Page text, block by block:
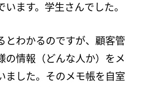
ます。学生さんでした。
とわかるのですが、顧客管
の情報（どんな人か）をメ
ました。そのメモ帳を自室